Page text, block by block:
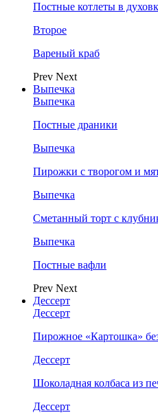
Постные котлеты в
Второе
Вареный краб
Prev Next
Выпечка
Выпечка
Постные драники
Выпечка
Пирожки с творогом и
Выпечка
Сметанный торт с
Выпечка
Постные вафли
Prev Next
Дессерт
Дессерт
Пирожное «Картошка»
Дессерт
Шоколадная колбаса из
Дессерт